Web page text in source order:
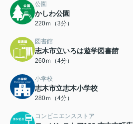
公園
かしわ公園
220ｍ（3分）
図書館
志木市立いろは遊学図書館
260ｍ（4分）
小学校
志木市立志木小学校
280ｍ（4分）
コンビニエンスストア